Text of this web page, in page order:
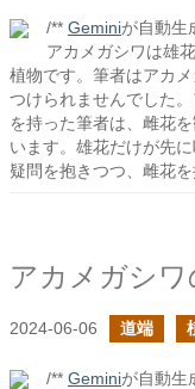
/** Geminiが自動生
アカメガシワは雄
植物です。筆者はアカ
つけられませんでした
を持った筆者は、雌花
います。雄花だけが先
疑問を抱きつつ、雌花
アカメガシ
2024-06-06 道端
/** Geminiが自動生